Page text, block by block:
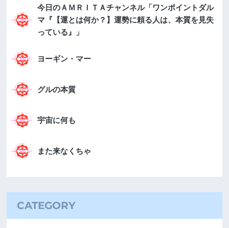
今日のＡＭＲＩＴＡチャンネル「ワンポイントダル
マ『【運とは何か？】運勢に頼る人は、本質を見失
っている』」
ヨーギン・マー
グルの本質
宇宙に何も
また来なくちゃ
CATEGORY